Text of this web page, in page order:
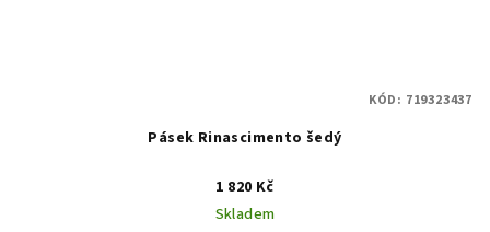
Pásek Rinascimento šedý
1 820 Kč
Skladem
KÓD: 719323437